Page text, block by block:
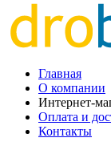
Главная
О компании
Интернет-
Оплата и
Контакты